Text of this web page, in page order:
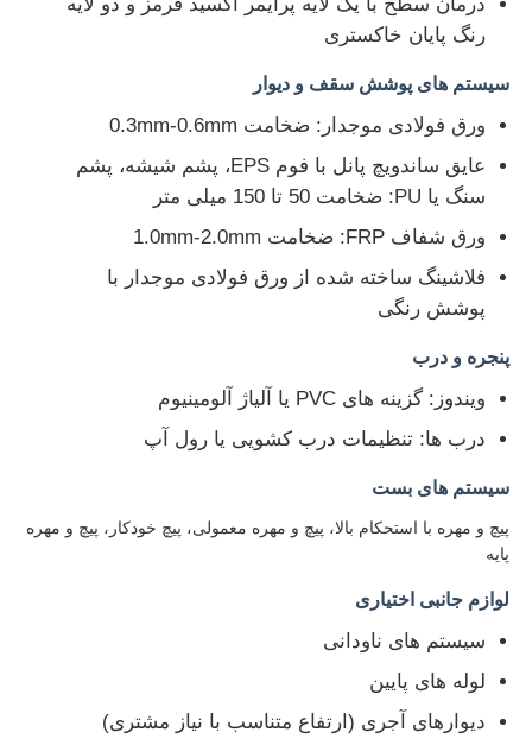
ساختمان فولاد تجاری
هنجر هواپیما ساختاری فولادی
مواد ساختاری فولاد
ساختمان فولادی خانه مرغ
ساخت و ساز ساخت و ساز ساخت و ساز فولاد
رنگ پایان خاکستری
سیستم های پوشش سقف و دیوار
ورق فولادی موجدار: ضخامت 0.3mm-0.6mm
عایق ساندویچ پانل با فوم EPS، پشم شیشه، پشم
سنگ یا PU: ضخامت 50 تا 150 میلی متر
ورق شفاف FRP: ضخامت 1.0mm-2.0mm
فلاشینگ ساخته شده از ورق فولادی موجدار با
پوشش رنگی
پنجره و درب
ویندوز: گزینه های PVC یا آلیاژ آلومینیوم
درب ها: تنظیمات درب کشویی یا رول آپ
سیستم های بست
پیچ و مهره با استحکام بالا، پیچ و مهره معمولی، پیچ خودکار، پیچ و مهره
پایه
لوازم جانبی اختیاری
سیستم های ناودانی
لوله های پایین
دیوارهای آجری (ارتفاع متناسب با نیاز مشتری)